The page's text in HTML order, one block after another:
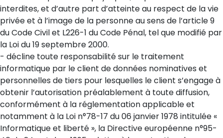
interdites, et d’autre part d’atteinte au respect de la vie
privée et à l’image de la personne au sens de l’article 9
du Code Civil et L226-1 du Code Pénal, tel que modifié par
la Loi du 19 septembre 2000.
- décline toute responsabilité sur le traitement
informatique par le client de données nominatives et
personnelles de tiers pour lesquelles le client s’engage à
obtenir l’autorisation préalablement à toute diffusion,
conformément à la réglementation applicable et
notamment à la Loi n°78-17 du 06 janvier 1978 intitulée «
Informatique et liberté », la Directive européenne n°95-